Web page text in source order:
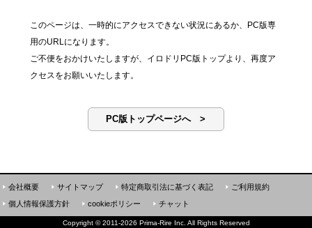
このページは、一時的にアクセスできない状況にあるか、PC版専
用のURLになります。
ご不便をおかけいたしますが、イロドリPC版トップより、再度ア
クセスをお願いいたします。
PC版トップページへ >
会社概要 サイトマップ 特定商取引法に基づく表記
ご利用規約
個人情報保護方針
cookieポリシー チャット
Copyright ©2011-2026 Prima-Rire Inc. All Rights Reserved